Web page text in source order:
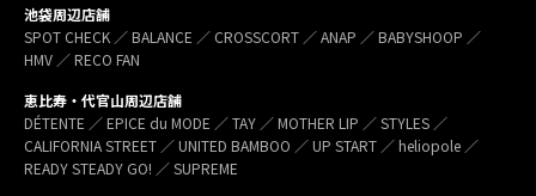
池袋周辺店舗
SPOT CHECK ／ BALANCE ／ CROSSCORT ／ ANAP ／ BABYSHOOP ／
HMV ／ RECO FAN
恵比寿・代官山周辺店舗
DÉTENTE ／ EPICE du MODE ／ TAY ／ MOTHER LIP ／ STYLES ／
CALIFORNIA STREET ／ UNITED BAMBOO ／ UP START ／ heliopole ／
READY STEADY GO! ／ SUPREME